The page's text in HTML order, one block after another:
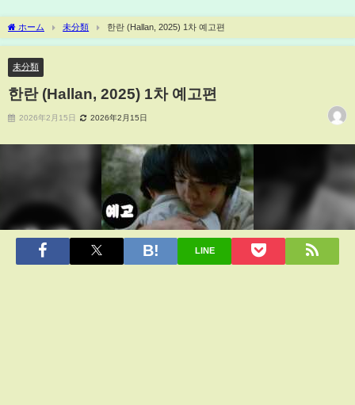
ホーム 未分類 한란 (Hallan, 2025) 1차 예고편
未分類
한란 (Hallan, 2025) 1차 예고편
2026年2月15日 2026年2月15日
LINE